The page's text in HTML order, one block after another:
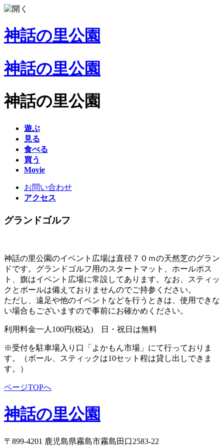
神話の里公園
神話の里公園
神話の里公園
遊ぶ
見る
食べる
買う
Movie
お問い合わせ
アクセス
グランドゴルフ
神話の里公園のイベント広場は直径７０ｍの天然芝のグラン
ドです。グランドゴルフ用のスタートマット、ホールポス
ト、旗はイベント広場に常設してあります。なお、スティッ
クとボールは備えておりませんのでご持参ください。
ただし、遠足や他のイベントなどを行うときは、使用できな
い場合もございますので事前にお確かめください。
利用料金一人100円(税込) 日・祝日は無料
※受付を駐車場入り口「よかもん市場」にて行っておりま
す。（ボール、スティックは10セット程は貸し出しできま
す。）
ページTOPへ
神話の里公園
〒899-4201 鹿児島県霧島市霧島田口2583-22